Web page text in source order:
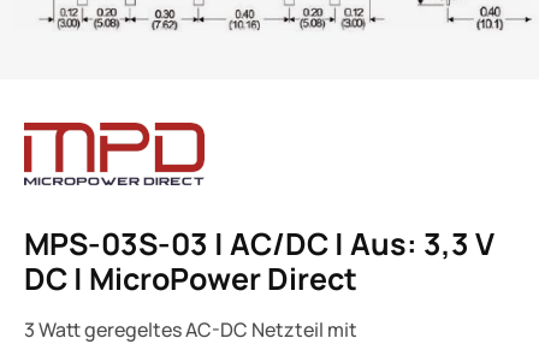
MPS-03S-03 | AC/DC | Aus: 3,3 V
DC | MicroPower Direct
3 Watt geregeltes AC-DC Netzteil mit